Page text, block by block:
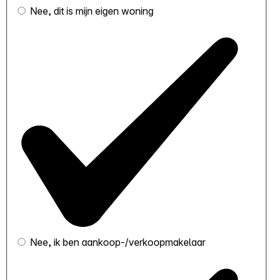
Nee, dit is mijn eigen woning
Nee, ik ben aankoop-/verkoopmakelaar